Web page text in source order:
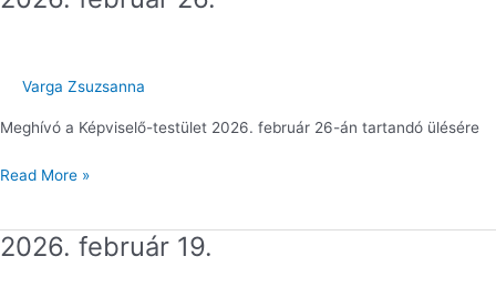
Varga Zsuzsanna
Meghívó a Képviselő-testület 2026. február 26-án tartandó ülésére
Read More »
2026. február 19.
2026.